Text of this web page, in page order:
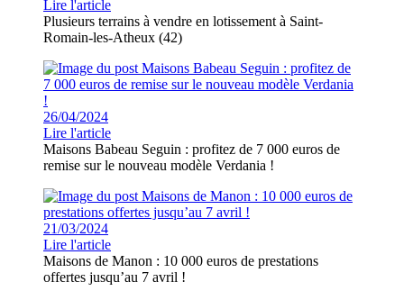
Lire l'article
Plusieurs terrains à vendre en lotissement à Saint-
Romain-les-Atheux (42)
26/04/2024
Lire l'article
Maisons Babeau Seguin : profitez de 7 000 euros de
remise sur le nouveau modèle Verdania !
21/03/2024
Lire l'article
Maisons de Manon : 10 000 euros de prestations
offertes jusqu’au 7 avril !